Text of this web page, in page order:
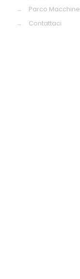
→
Parco Macchine
→
Contattaci